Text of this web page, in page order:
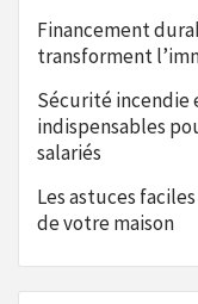
Financement
transforment
Sécurité incendie
indispensables
salariés
Les astuces
de votre maison